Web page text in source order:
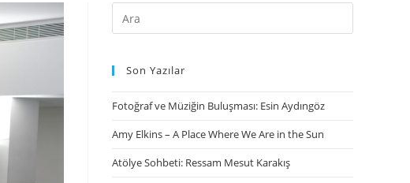
Son Yazılar
Fotoğraf ve Müziğin Buluşması: Esin Aydıngöz
Amy Elkins – A Place Where We Are in the Sun
Atölye Sohbeti: Ressam Mesut Karakış